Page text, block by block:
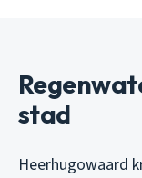
stad
Heerhugowaard